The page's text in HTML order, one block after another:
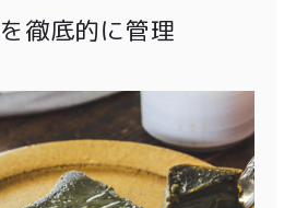
徹底的に管理